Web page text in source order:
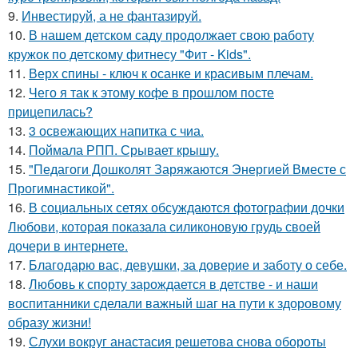
9. Инвестируй, а не фантазируй.
10. В нашем детском саду продолжает свою работу
кружок по детскому фитнесу "Фит - Kids".
11. Верх спины - ключ к осанке и красивым плечам.
12. Чего я так к этому кофе в прошлом посте
прицепилась?
13. 3 освежающих напитка с чиа.
14. Поймала РПП. Срывает крышу.
15. "Педагоги Дошколят Заряжаются Энергией Вместе с
Прогимнастикой".
16. В социальных сетях обсуждаются фотографии дочки
Любови, которая показала силиконовую грудь своей
дочери в интернете.
17. Благодарю вас, девушки, за доверие и заботу о себе.
18. Любовь к спорту зарождается в детстве - и наши
воспитанники сделали важный шаг на пути к здоровому
образу жизни!
19. Слухи вокруг анастасия решетова снова обороты